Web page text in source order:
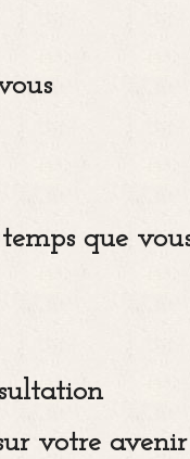
que
votre avenir